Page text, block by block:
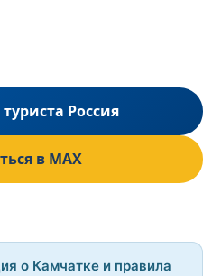
Россия
в MAX
о Камчатке и правила